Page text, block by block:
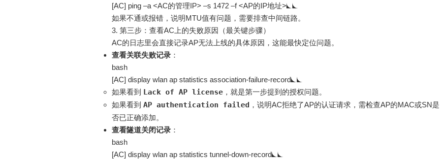
[AC] ping –a <AC的管理IP> –s 1472 –f <AP的IP地址>
如果不通或报错，说明MTU值有问题，需要排查中间链路。
3. 第三步：查看AC上的失败原因（最关键步骤）
AC的日志里会直接记录AP无法上线的具体原因，这能最快定位问题。
查看关联失败记录 ：
bash
[AC] display wlan ap statistics association-failure-record
如果看到 Lack of AP license ，就是第一步提到的授权问题。
如果看到 AP authentication failed ，说明AC拒绝了AP的认证请求，需检查AP的MAC或SN是
否已正确添加。
查看隧道关闭记录 ：
bash
[AC] display wlan ap statistics tunnel-down-record